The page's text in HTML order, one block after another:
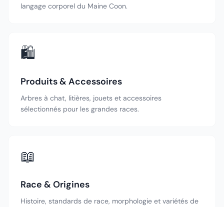
langage corporel du Maine Coon.
🛍️
Produits & Accessoires
Arbres à chat, litières, jouets et accessoires
sélectionnés pour les grandes races.
📖
Race & Origines
Histoire, standards de race, morphologie et variétés de